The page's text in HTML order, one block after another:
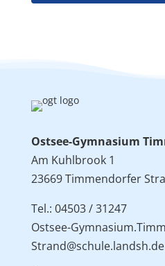
Ostsee-Gymnasium
Am Kuhlbrook 1
23669 Timmendorfer
Tel.: 04503 / 31247
Ostsee-
Strand@schule.landsh.de